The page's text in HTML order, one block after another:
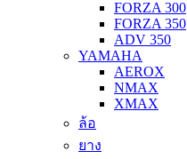
FORZA 300
FORZA 350
ADV 350
YAMAHA
AEROX
NMAX
XMAX
ล้อ
ยาง